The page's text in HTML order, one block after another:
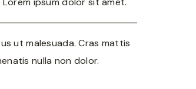
ut malesuada. Cras mattis
nulla non dolor.